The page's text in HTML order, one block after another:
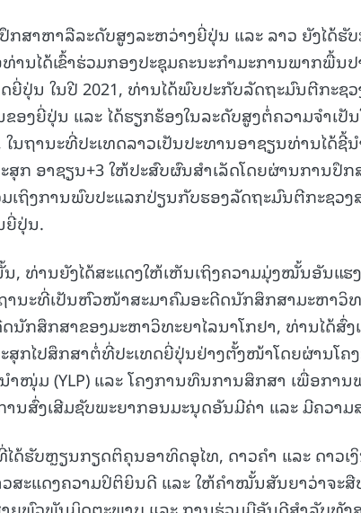
ກສາຫາລືລະດັບສູງລະຫວ່າງຍີ່ປຸ່ນ ແລະ ລາວ ຍັງໄດ້
ທ່ານໄດ້ເຂົ້າຮ່ວມກອງປະຊຸມຄະນະກຳມະການພາກພື້ນ
ຍີ່ປຸ່ນ ໃນປີ 2021, ທ່ານໄດ້ພົບປະກັບລັດຖະມົນຕີກະຊ
ອງຍີ່ປຸ່ນ ແລະ ໄດ້ຮຽກຮ້ອງໃນລະດັບສູງຕໍ່ຄວາມຈຳເປັ
ໃນຖານະທີ່ປະເທດລາວເປັນປະທານອາຊຽນທ່ານໄດ້
ສຸກ ອາຊຽນ+3 ໃຫ້ປະສົບຜົນສຳເລັດໂດຍຜ່ານການ
ເຖິງການພົບປະແລກປ່ຽນກັບຮອງລັດຖະມົນຕີກະຊວງ
ປຸ່ນ.
, ທ່ານຍັງໄດ້ສະແດງໃຫ້ເຫັນເຖິງຄວາມມຸ່ງໝັ້ນອັນແ
ານະທີ່ເປັນຫົວໜ້າສະມາຄົມອະດີດນັກສຶກສາມະຫາວິທ
ນັກສຶກສາຂອງມະຫາວິທະຍາໄລນາໂກຢາ, ທ່ານໄດ້ສົ່
ສຸກໄປສຶກສາຕໍ່ທີ່ປະເທດຍີ່ປຸ່ນຢ່າງຕັ້ງໜ້າໂດຍຜ່ານໂຄ
ຳໜຸ່ມ (YLP) ແລະ ໂຄງການທຶນການສຶກສາ ເພື່ອກາ
ານສົ່ງເສີມຊັບພະຍາກອນມະນຸດອັນມີຄ່າ ແລະ ມີຄວາມ
ໄດ້ຮັບຫຼຽນກຽດຕິຄຸນອາທິດອຸໄທ, ດາວຄຳ ແລະ ດາວເ
ສະແດງຄວາມປິຕິຍິນດີ ແລະ ໃຫ້ຄຳໝັ້ນສັນຍາວ່າຈະ